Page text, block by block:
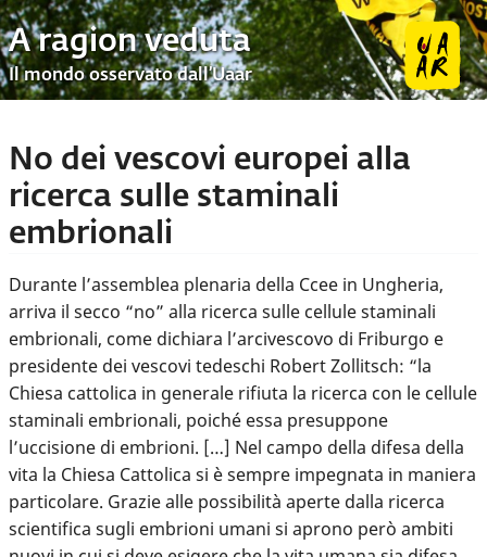
A ragion veduta
Il mondo osservato dall’Uaar
No dei vescovi europei alla
ricerca sulle staminali
embrionali
Durante l’assemblea plenaria della Ccee in Ungheria,
arriva il secco “no” alla ricerca sulle cellule staminali
embrionali, come dichiara l’arcivescovo di Friburgo e
presidente dei vescovi tedeschi Robert Zollitsch: “la
Chiesa cattolica in generale rifiuta la ricerca con le cellule
staminali embrionali, poiché essa presuppone
l’uccisione di embrioni. […] Nel campo della difesa della
vita la Chiesa Cattolica si è sempre impegnata in maniera
particolare. Grazie alle possibilità aperte dalla ricerca
scientifica sugli embrioni umani si aprono però ambiti